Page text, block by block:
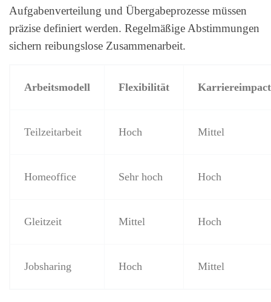
Aufgabenverteilung und Übergabeprozesse müssen
präzise definiert werden. Regelmäßige Abstimmungen
sichern reibungslose Zusammenarbeit.
Arbeitsmodell Flexibilität Karriereimpact
Teilzeitarbeit Hoch Mittel
Homeoffice Sehr hoch Hoch
Gleitzeit Mittel Hoch
Jobsharing Hoch Mittel